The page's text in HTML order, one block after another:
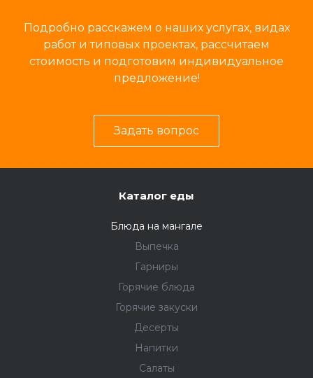
Подробно расскажем о наших услугах, видах
работ и типовых проектах, рассчитаем
стоимость и подготовим индивидуальное
предложение!
Задать вопрос
Каталог еды
Блюда на мангале
Выпечка
Гарниры
Горячие блюда
Горячие закуски
Десерты
Напитки
Салаты